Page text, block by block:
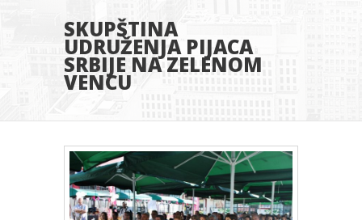
SKUPŠTINA
UDRUŽENJA PIJACA
SRBIJE NA ZELENOM
VENCU